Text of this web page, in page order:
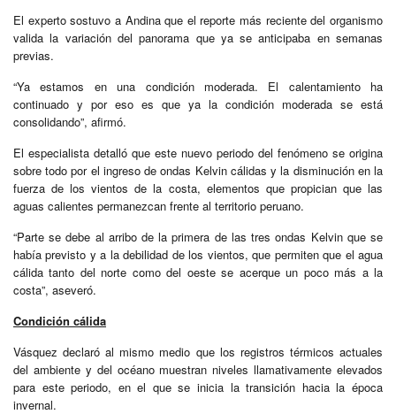
El experto sostuvo a Andina que el reporte más reciente del organismo
valida la variación del panorama que ya se anticipaba en semanas
previas.
“Ya estamos en una condición moderada. El calentamiento ha
continuado y por eso es que ya la condición moderada se está
consolidando”, afirmó.
El especialista detalló que este nuevo periodo del fenómeno se origina
sobre todo por el ingreso de ondas Kelvin cálidas y la disminución en la
fuerza de los vientos de la costa, elementos que propician que las
aguas calientes permanezcan frente al territorio peruano.
“Parte se debe al arribo de la primera de las tres ondas Kelvin que se
había previsto y a la debilidad de los vientos, que permiten que el agua
cálida tanto del norte como del oeste se acerque un poco más a la
costa”, aseveró.
Condición cálida
Vásquez declaró al mismo medio que los registros térmicos actuales
del ambiente y del océano muestran niveles llamativamente elevados
para este periodo, en el que se inicia la transición hacia la época
invernal.